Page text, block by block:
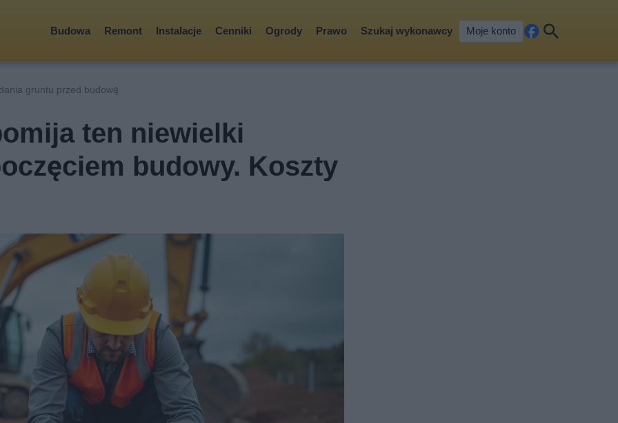
Budowa Remont Instalacje Cenniki Ogrody Prawo Szukaj wykonawcy Moje konto
cebkaj
gruntu przed budową
ten niewielki
budowy. Koszty